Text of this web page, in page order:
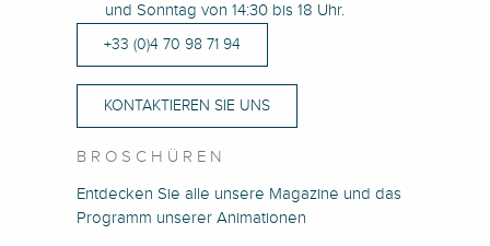
und Sonntag von 14:30 bis 18 Uhr.
+33 (0)4 70 98 71 94
KONTAKTIEREN SIE UNS
BROSCHÜREN
Entdecken Sie alle unsere Magazine und das
Programm unserer Animationen